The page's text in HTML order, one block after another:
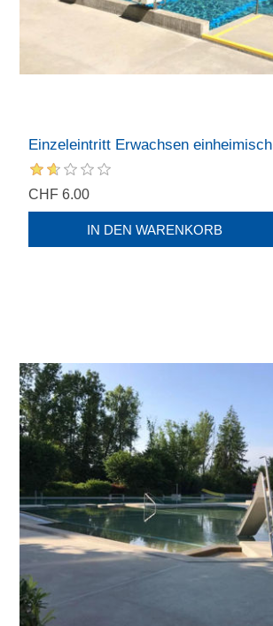
Einzeleintritt Erwachsen einheimisch
CHF 6.00